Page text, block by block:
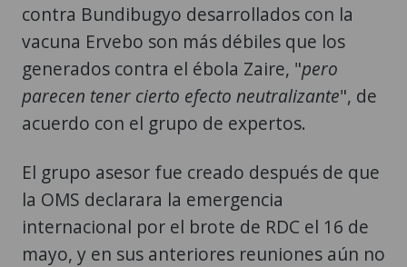
contra Bundibugyo desarrollados con la
vacuna Ervebo son más débiles que los
generados contra el ébola Zaire, "pero
parecen tener cierto efecto neutralizante", de
acuerdo con el grupo de expertos.
El grupo asesor fue creado después de que
la OMS declarara la emergencia
internacional por el brote de RDC el 16 de
mayo, y en sus anteriores reuniones aún no